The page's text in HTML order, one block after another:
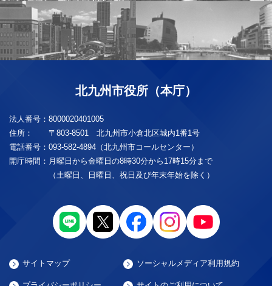
北九州市役所（本庁）
法人番号： 8000020401005
住所：
〒803-8501 北九州市小倉北区城内1番1号
電話番号： 093-582-4894（北九州市コールセンター）
開庁時間： 月曜日から金曜日の8時30分から17時15分まで
（土曜日、日曜日、祝日及び年末年始を除く）
サイトマップ ソーシャルメディア利用規約